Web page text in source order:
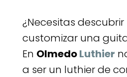
¿Necesitas
customizar una
En OlmedoLuthier
a ser un luthier de